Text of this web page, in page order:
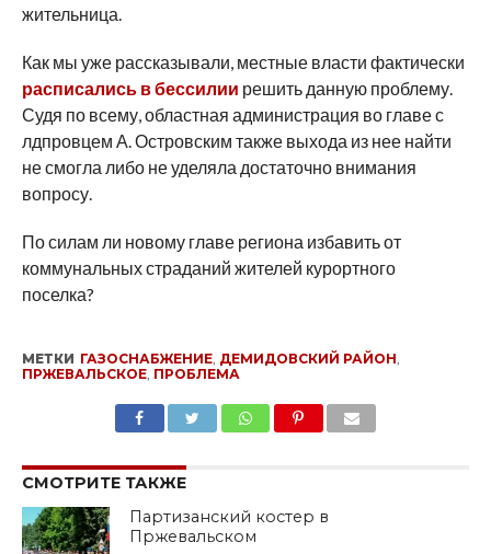
жительница.
Как мы уже рассказывали, местные власти фактически
расписались в бессилии решить данную проблему.
Судя по всему, областная администрация во главе с
лдпровцем А. Островским также выхода из нее найти
не смогла либо не уделяла достаточно внимания
вопросу.
По силам ли новому главе региона избавить от
коммунальных страданий жителей курортного
поселка?
МЕТКИ ГАЗОСНАБЖЕНИЕ, ДЕМИДОВСКИЙ РАЙОН
ПРЖЕВАЛЬСКОЕ, ПРОБЛЕМА
СМОТРИТЕ ТАКЖЕ
Партизанский костер в
Пржевальском